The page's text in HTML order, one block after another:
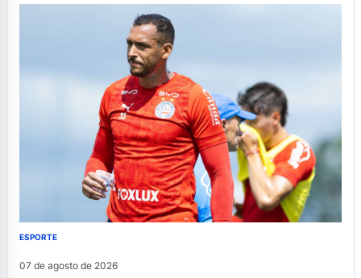
ESPORTE
07 de agosto de 2026